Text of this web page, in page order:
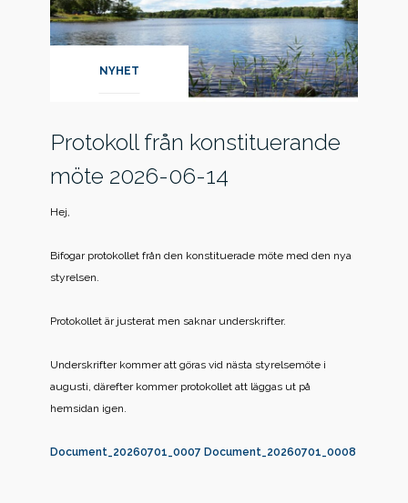
NYHET
Protokoll från konstituerande
möte 2026-06-14
Hej,
Bifogar protokollet från den konstituerade möte med den nya
styrelsen.
Protokollet är justerat men saknar underskrifter.
Underskrifter kommer att göras vid nästa styrelsemöte i
augusti, därefter kommer protokollet att läggas ut på
hemsidan igen.
Document_20260701_0007 Document_20260701_0008